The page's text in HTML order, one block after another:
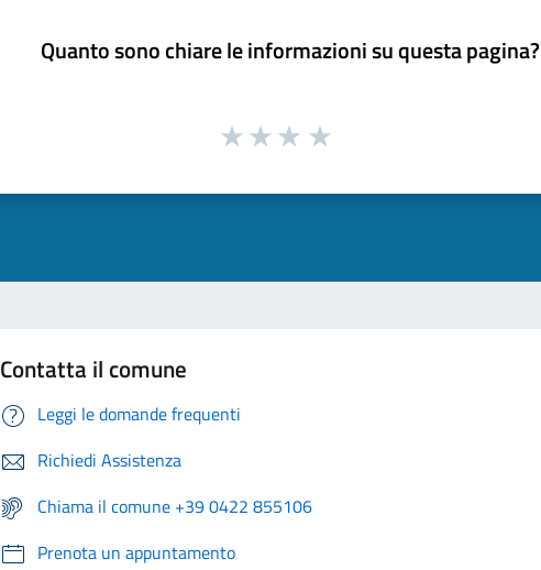
Quanto sono chiare le informazioni su questa pagina?
Contatta il comune
Leggi le domande frequenti
Richiedi Assistenza
Chiama il comune +39 0422 855106
Prenota un appuntamento